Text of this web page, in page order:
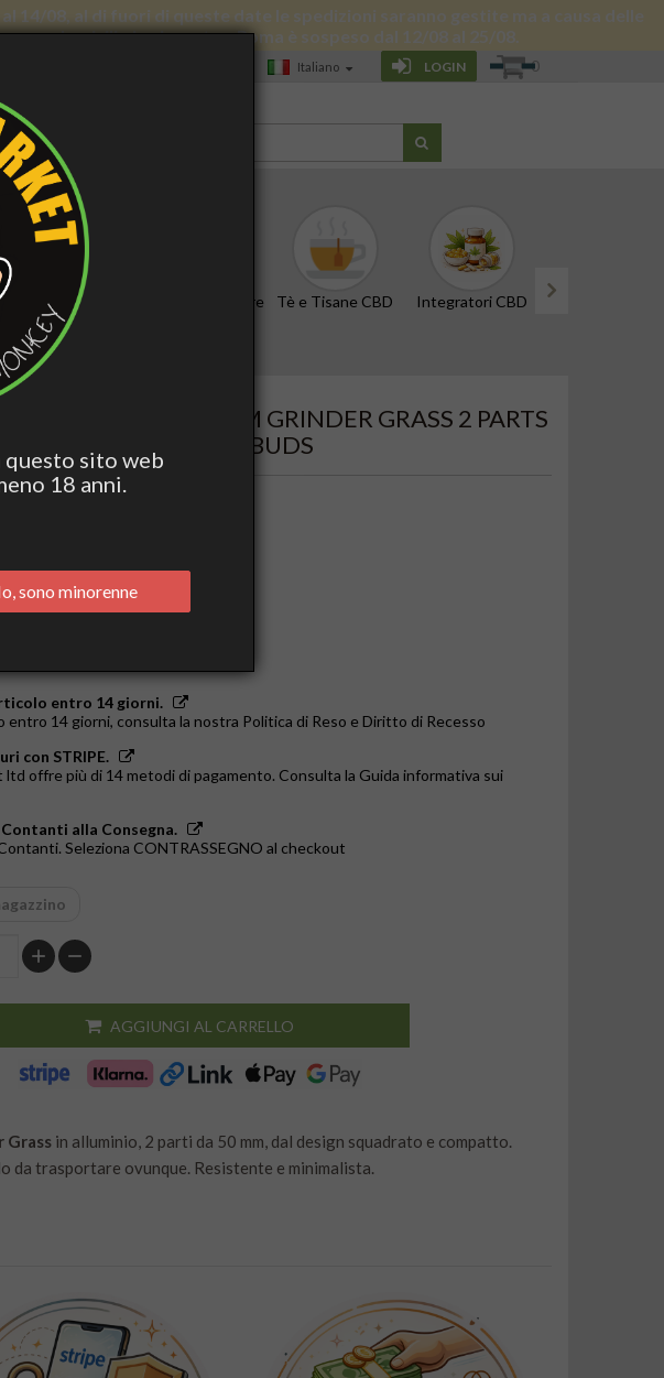
08, al di fuori di queste date le spedizioni saranno gestite ma a causa delle
a domicilio in giornata a Roma è sospeso dal 12/08 al 25/08.
Italiano LOGIN 0
Per Dormire Olio CBD e Tinture Tè e Tisane CBD Integratori CBD
Accessori, Grinder - Best Buds
SQUARE ALUMINIUM GRINDER GRASS 2 PARTS
GRINDER - BEST BUDS
2/3 Giorni.
entro 14 giorni.
entro 14 giorni, consulta la nostra Politica di Reso e Diritto di Recesso
con STRIPE.
ltd offre più di 14 metodi di pagamento. Consulta la Guida informativa sui
alla Consegna.
Seleziona CONTRASSEGNO al checkout
AGGIUNGI AL CARRELLO
Grassin alluminio, 2 parti da 50 mm, dal design squadrato e compatto.
da trasportare ovunque. Resistente e minimalista.
questo sito web
18 anni.
sono minorenne